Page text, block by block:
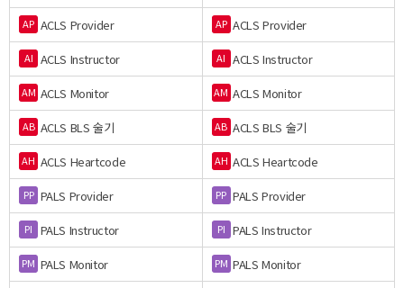
AP ACLS Provider AP ACLS Provider
AI ACLS Instructor AI ACLS Instructor
AM ACLS Monitor AM ACLS Monitor
AB ACLS BLS 술기 AB ACLS BLS 술기
AH ACLS Heartcode AH ACLS Heartcode
PP PALS Provider PP PALS Provider
PI PALS Instructor PI PALS Instructor
PM PALS Monitor PM PALS Monitor